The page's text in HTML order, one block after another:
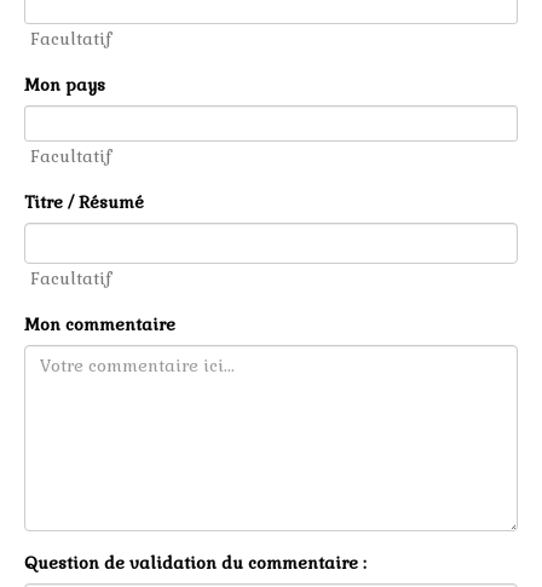
Facultatif
Mon pays
Facultatif
Titre / Résumé
Facultatif
Mon commentaire
Question de validation du commentaire :